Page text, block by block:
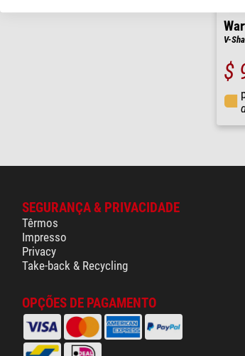
V-
$
SEGURANÇA & PRIVACIDADE
Têrmos
Impresso
Privacy
Take-back & Recycling
OPÇÕES DE PAGAMENTO